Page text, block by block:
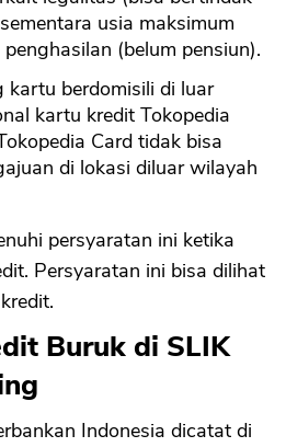
usia maksimum
(belum pensiun).
kartu berdomisili di luar
kartu kredit Tokopedia
Card tidak bisa
di lokasi diluar wilayah
persyaratan ini ketika
Persyaratan ini bisa dilihat
Buruk di SLIK
Indonesia dicatat di